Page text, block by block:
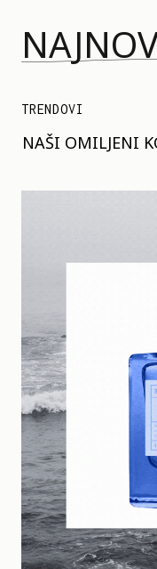
TRENDOVI
NAŠI OMILJENI